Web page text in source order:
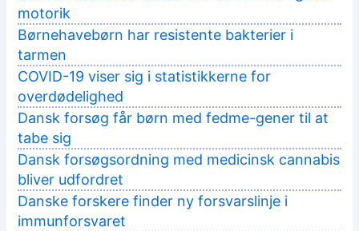
motorik
Børnehavebørn har resistente bakterier i
tarmen
COVID-19 viser sig i statistikkerne for
overdødelighed
Dansk forsøg får børn med fedme-gener til at
tabe sig
Dansk forsøgsordning med medicinsk cannabis
bliver udfordret
Danske forskere finder ny forsvarslinje i
immunforsvaret